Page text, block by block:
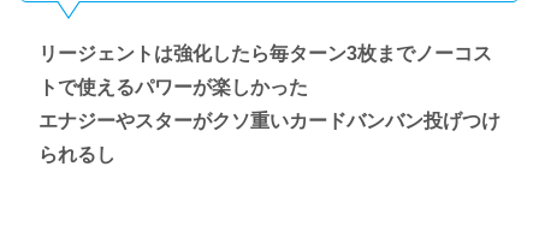
リージェントは強化したら毎ターン3枚までノーコス
トで使えるパワーが楽しかった
エナジーやスターがクソ重いカードバンバン投げつけ
られるし